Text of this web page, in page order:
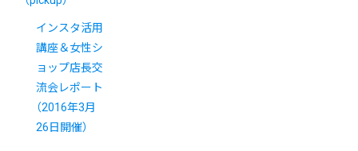
インスタ活用
講座＆女性シ
ョップ店長交
流会レポート
（2016年3月
26日開催）